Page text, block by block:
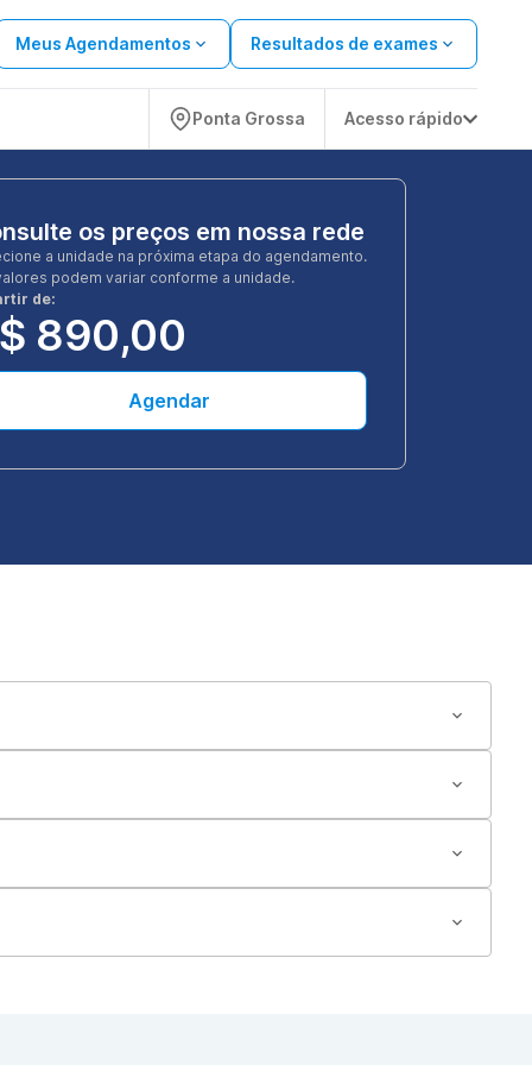
Meus Agendamentos Resultados de exames
Ponta Grossa Acesso rápido
os preços em nossa rede
a unidade na próxima etapa do agendamento.
podem variar conforme a unidade.
de:
890,00
Agendar